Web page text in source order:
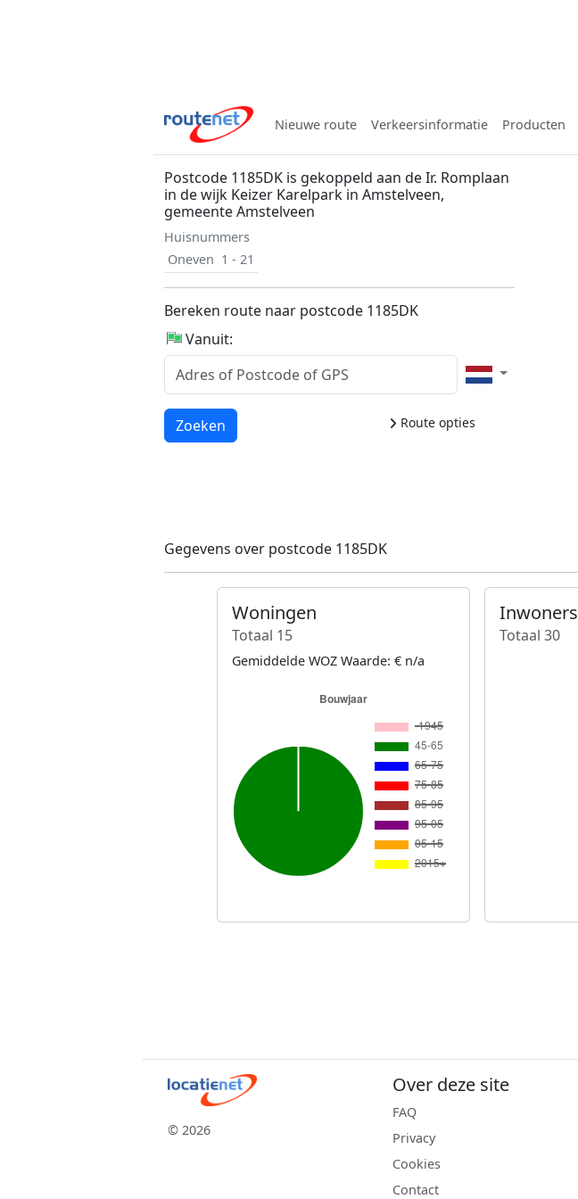
Nieuwe route Verkeersinformatie Producten
Postcode 1185DK is gekoppeld aan de Ir. Romplaan
in de wijk Keizer Karelpark in Amstelveen,
gemeente Amstelveen
Huisnummers
Oneven 1 - 21
Bereken route naar postcode 1185DK
Vanuit:
Route opties
Laden...
Zoeken
Gegevens over postcode 1185DK
Woningen
Totaal 15
Gemiddelde WOZ Waarde: € n/a
Inwoners
Totaal 30
© 2026
Over deze site
FAQ
Privacy
Cookies
Contact